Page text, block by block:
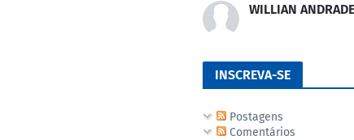
WILLIAN ANDRADE
INSCREVA-SE
Postagens
Comentários